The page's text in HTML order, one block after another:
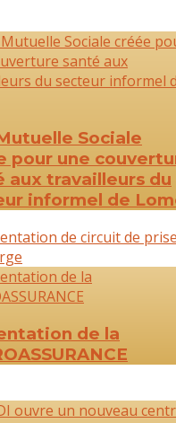
Sociale
pour une
aux travailleurs du
informel de
de la